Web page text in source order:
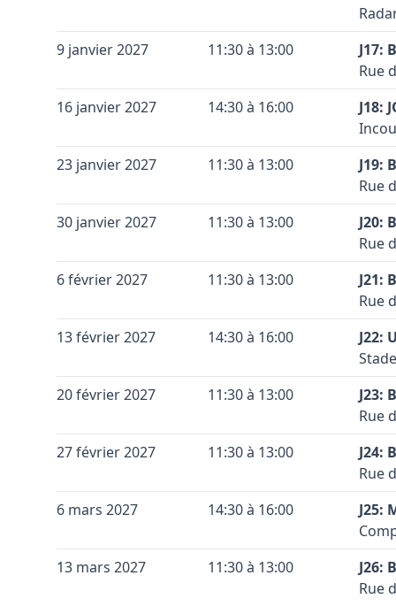
Leaflet| OpenStreetMapcontributors ©
Voir
Leaflet|©OpenStreetMapcontributors ©CARTO
Voir
Le
Voir
Leaflet|© OpenStreetMapcontributors ©
Code
la
Voir
+
Code
Par
Voir
9 janvier 2027 11:30 à 13:00
J17:
Rue
+
Leaflet|© OpenStreetMapcontributors ©
Code
la
Voir
16 janvier 2027 14:30 à 16:00
J18:
+
contributors ©
Voir
23 janvier 2027 11:30 à 13:00
J19:
Rue
+
Leaflet|© OpenStreetMapcontributors ©
Code
la
Voir
30 janvier 2027 11:30 à 13:00
J20:
Rue
+
Leaflet|©OpenStreetMapcontributors ©CARTO
Code
Voir
6 février 2027 11:30 à 13:00
J21:
Rue
+
Leaflet OpenStreetMapcontributors ©
la
Voir
13 février 2027 14:30 à 16:00
J22:
+
Voir
20 février 2027 11:30 à 13:00
J23:
Rue
+
Code
la
27 février 2027 11:30 à 13:00
J24:
Rue
+
Code
6 mars 2027 14:30 à 16:00
J25:
+
Code
13 mars 2027 11:30 à 13:00
J26:
Rue